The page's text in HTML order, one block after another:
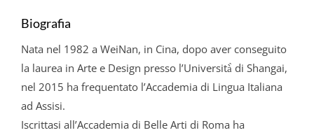
Biografia
Nata nel 1982 a WeiNan, in Cina, dopo aver conseguito
la laurea in Arte e Design presso l’Università̀ di Shangai,
nel 2015 ha frequentato l’Accademia di Lingua Italiana
ad Assisi.
Iscrittasi all’Accademia di Belle Arti di Roma ha